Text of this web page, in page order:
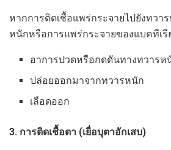
หากการติดเชื้อแพร่กระจายไปยังทวา
หนักหรือการแพร่กระจายของแบคทีเรี
อาการปวดหรือกดดันทางทวารห
ปล่อยออกมาจากทวารหนัก
เลือดออก
3. การติดเชื้อตา (เยื่อบุตาอักเสบ)